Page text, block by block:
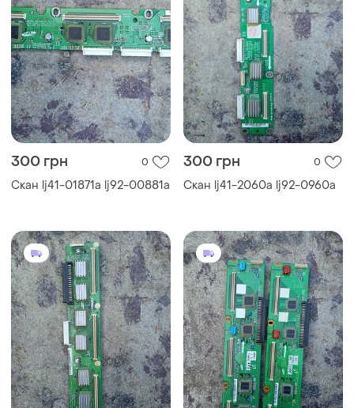
300 грн 0
Скан lj41-01871a lj92-00881a
300 грн 0
Скан lj41-2060a lj92-0960a